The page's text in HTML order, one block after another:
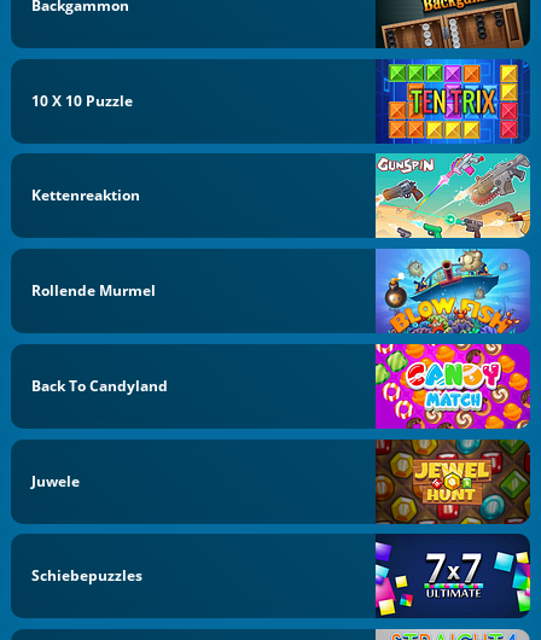
Backgammon
10 X 10 Puzzle
Kettenreaktion
Rollende Murmel
Back To Candyland
Juwele
Schiebepuzzles